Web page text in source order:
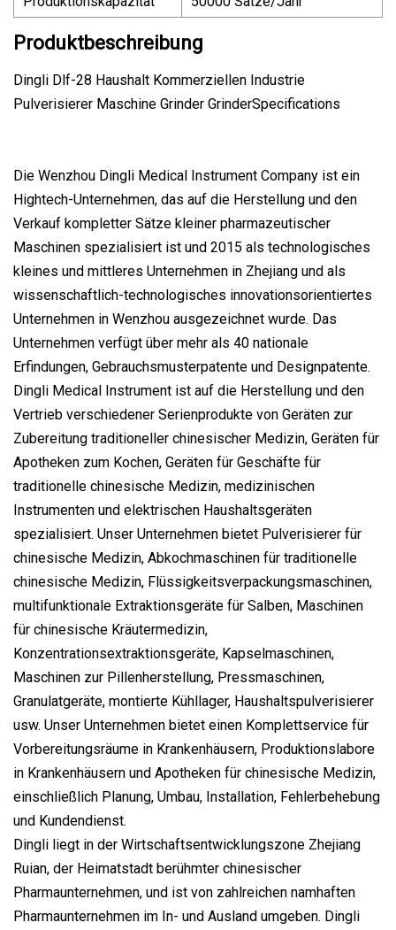
Produktbeschreibung
Dingli Dlf-28 Haushalt Kommerziellen Industrie
Pulverisierer Maschine Grinder GrinderSpecifications
Die Wenzhou Dingli Medical Instrument Company ist ein
Hightech-Unternehmen, das auf die Herstellung und den
Verkauf kompletter Sätze kleiner pharmazeutischer
Maschinen spezialisiert ist und 2015 als technologisches
kleines und mittleres Unternehmen in Zhejiang und als
wissenschaftlich-technologisches innovationsorientiertes
Unternehmen in Wenzhou ausgezeichnet wurde. Das
Unternehmen verfügt über mehr als 40 nationale
Erfindungen, Gebrauchsmusterpatente und Designpatente.
Dingli Medical Instrument ist auf die Herstellung und den
Vertrieb verschiedener Serienprodukte von Geräten zur
Zubereitung traditioneller chinesischer Medizin, Geräten für
Apotheken zum Kochen, Geräten für Geschäfte für
traditionelle chinesische Medizin, medizinischen
Instrumenten und elektrischen Haushaltsgeräten
spezialisiert. Unser Unternehmen bietet Pulverisierer für
chinesische Medizin, Abkochmaschinen für traditionelle
chinesische Medizin, Flüssigkeitsverpackungsmaschinen,
multifunktionale Extraktionsgeräte für Salben, Maschinen
für chinesische Kräutermedizin,
Konzentrationsextraktionsgeräte, Kapselmaschinen,
Maschinen zur Pillenherstellung, Pressmaschinen,
Granulatgeräte, montierte Kühllager, Haushaltspulverisierer
usw. Unser Unternehmen bietet einen Komplettservice für
Vorbereitungsräume in Krankenhäusern, Produktionslabore
in Krankenhäusern und Apotheken für chinesische Medizin,
einschließlich Planung, Umbau, Installation, Fehlerbehebung
und Kundendienst.
Dingli liegt in der Wirtschaftsentwicklungszone Zhejiang
Ruian, der Heimatstadt berühmter chinesischer
Pharmaunternehmen, und ist von zahlreichen namhaften
Pharmaunternehmen im In- und Ausland umgeben. Dingli